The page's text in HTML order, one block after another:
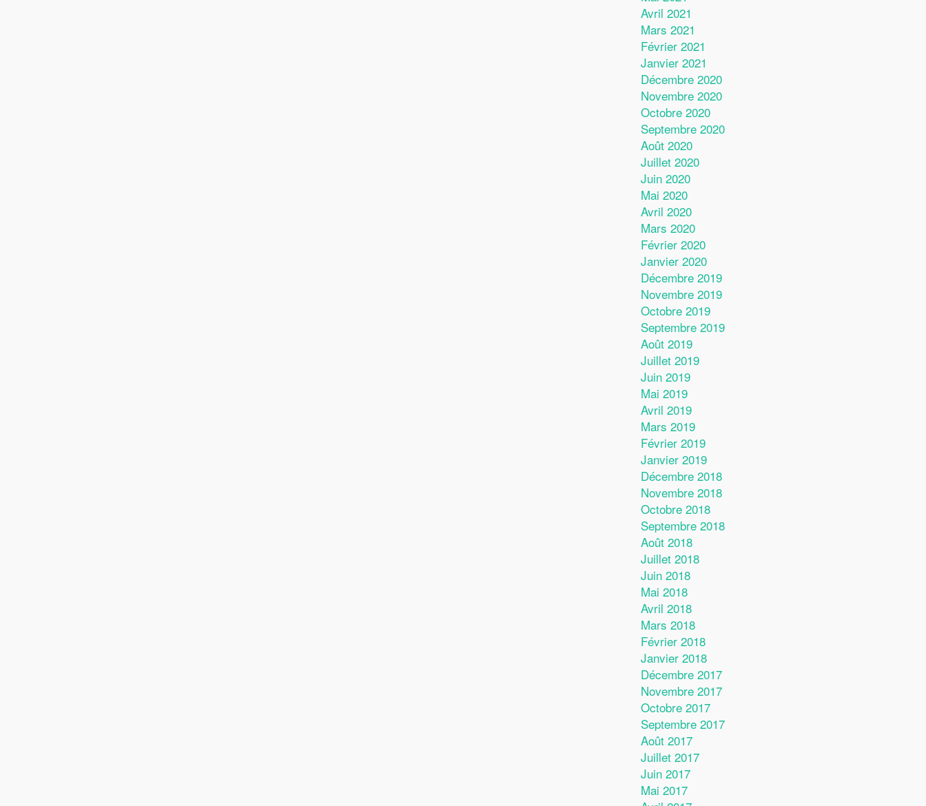
Avril 2021
Mars 2021
Février 2021
Janvier 2021
Décembre 2020
Novembre 2020
Octobre 2020
Septembre 2020
Août 2020
Juillet 2020
Juin 2020
Mai 2020
Avril 2020
Mars 2020
Février 2020
Janvier 2020
Décembre 2019
Novembre 2019
Octobre 2019
Septembre 2019
Août 2019
Juillet 2019
Juin 2019
Mai 2019
Avril 2019
Mars 2019
Février 2019
Janvier 2019
Décembre 2018
Novembre 2018
Octobre 2018
Septembre 2018
Août 2018
Juillet 2018
Juin 2018
Mai 2018
Avril 2018
Mars 2018
Février 2018
Janvier 2018
Décembre 2017
Novembre 2017
Octobre 2017
Septembre 2017
Août 2017
Juillet 2017
Juin 2017
Mai 2017